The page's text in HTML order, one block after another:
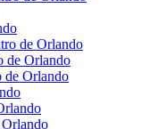
de Orlando
de Orlando
de Orlando